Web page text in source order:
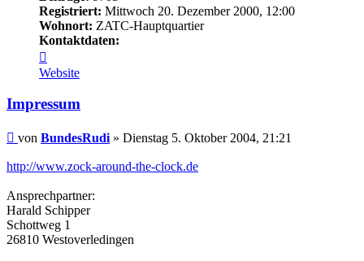
Registriert: Mittwoch 20. Dezember 2000, 12:00
Wohnort: ZATC-Hauptquartier
Kontaktdaten:
von
BundesRudi
Website
Impressum
Beitrag
von BundesRudi » Dienstag 5. Oktober 2004, 21:21
http://www.zock-around-the-clock.de
Ansprechpartner:
Harald Schipper
Schottweg 1
26810 Westoverledingen